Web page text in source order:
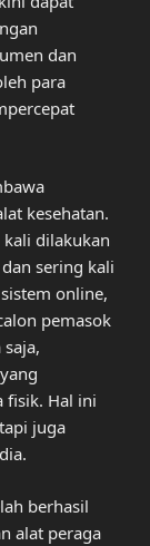
dan
para
kesehatan.
kali dilakukan
sering kali
online,
pemasok
fisik. Hal ini
juga
berhasil
alat peraga